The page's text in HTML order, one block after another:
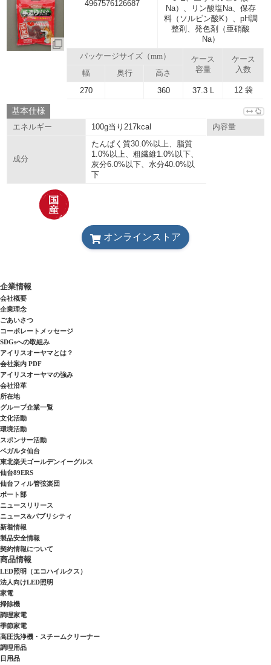
4967576126687
Na）、リン酸塩Na、保存
料（ソルビン酸K）、pH調
整剤、発色剤（亜硝酸
Na）
パッケージサイズ（mm）
ケース
容量
ケース
入数
幅 奥行 高さ
270 360 37.3 L 12 袋
基本仕様
エネルギー 100g当り217kcal 内容量
成分
たんぱく質30.0%以上、脂質
1.0%以上、粗繊維1.0%以下、
灰分6.0%以下、水分40.0%以
下
オンラインストア
企業情報
会社概要
企業理念
ごあいさつ
コーポレートメッセージ
SDGsへの取組み
アイリスオーヤマとは？
会社案内 PDF
アイリスオーヤマの強み
会社沿革
所在地
グループ企業一覧
文化活動
環境活動
スポンサー活動
ベガルタ仙台
東北楽天ゴールデンイーグルス
仙台89ERS
仙台フィル管弦楽団
ボート部
ニュースリリース
ニュース&パブリシティ
新着情報
製品安全情報
契約情報について
商品情報
LED照明（エコハイルクス）
法人向けLED照明
家電
掃除機
調理家電
季節家電
高圧洗浄機・スチームクリーナー
調理用品
日用品